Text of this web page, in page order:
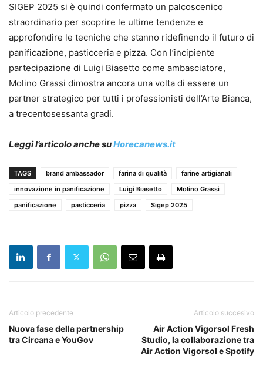
SIGEP 2025 si è quindi confermato un palcoscenico
straordinario per scoprire le ultime tendenze e
approfondire le tecniche che stanno ridefinendo il futuro di
panificazione, pasticceria e pizza. Con l’incipiente
partecipazione di Luigi Biasetto come ambasciatore,
Molino Grassi dimostra ancora una volta di essere un
partner strategico per tutti i professionisti dell’Arte Bianca,
a trecentosessanta gradi.
Leggi l’articolo anche suHorecanews.it
TAGS brand ambassador farina di qualità
farine artigianali
innovazione in panificazione
Luigi Biasetto
Molino Grassi
panificazione
pasticceria pizza Sigep 2025
Articolo precedente
Nuova fase della partnership
tra Circana e YouGov
Articolo succesivo
Air Action Vigorsol Fresh
Studio, la collaborazione tra
Air Action Vigorsol e Spotify